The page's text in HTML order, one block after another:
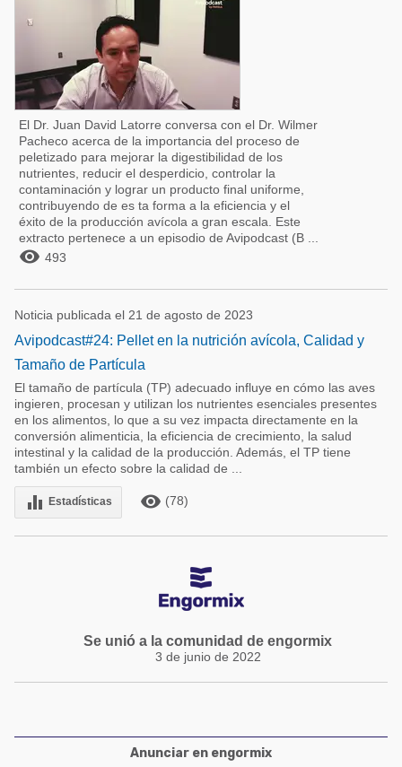
El Dr. Juan David Latorre conversa con el Dr. Wilmer
Pacheco acerca de la importancia del proceso de
peletizado para mejorar la digestibilidad de los
nutrientes, reducir el desperdicio, controlar la
contaminación y lograr un producto final uniforme,
contribuyendo de es ta forma a la eficiencia y el
éxito de la producción avícola a gran escala. Este
extracto pertenece a un episodio de Avipodcast (B ...
 493
Noticia publicada el 21 de agosto de 2023
Avipodcast#24: Pellet en la nutrición avícola, Calidad y
Tamaño de Partícula
El tamaño de partícula (TP) adecuado influye en cómo las aves
ingieren, procesan y utilizan los nutrientes esenciales presentes
en los alimentos, lo que a su vez impacta directamente en la
conversión alimenticia, la eficiencia de crecimiento, la salud
intestinal y la calidad de la producción. Además, el TP tiene
también un efecto sobre la calidad de ...
equalizer Estadísticas remove_red_eye (78)
Se unió a la comunidad de engormix
3 de junio de 2022
Anunciar en engormix